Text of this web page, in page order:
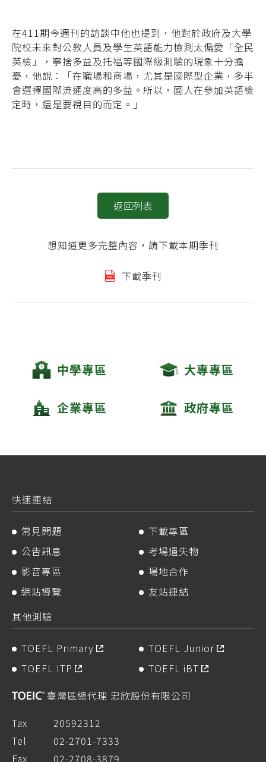
在411期今週刊的訪談中他也提到，他對於政府及大學
院校未來對公教人員及學生英語能力檢測太偏愛「全民
英檢」，寧捨多益及托福等國際級測驗的現象十分擔
憂，他說：「在職場和商場，尤其是國際型企業，多半
會選擇國際流通度高的多益。所以，國人在參加英語檢
定時，還是要視目的而定。」
返回列表
想知道更多完整內容，請下載本期季刊
下載季刊
中學專區 大專專區
企業專區 政府專區
快速連結
常見問題
下載專區
公告訊息
考場遺失物
影音專區
場地合作
網站導覽
友站連結
其他測驗
TOEFL Primary
TOEFL Junior
TOEFL ITP
TOEFL iBT
臺灣區總代理 忠欣股份有限公司
Tax
20592312
Tel
02-2701-7333
Fax
02-2708-3879